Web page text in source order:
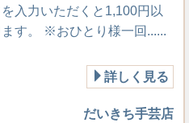
入力いただくと1,100円以
ます。 ※おひとり様一回......
詳しく見る
だいきち手芸店